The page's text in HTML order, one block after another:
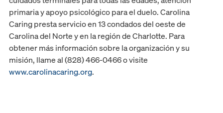
primaria y apoyo psicológico para el duelo. Carolina
Caring presta servicio en 13 condados del oeste de
Carolina del Norte y en la región de Charlotte. Para
obtener más información sobre la organización y su
misión, llame al (828) 466-0466 o visite
www.carolinacaring.org.